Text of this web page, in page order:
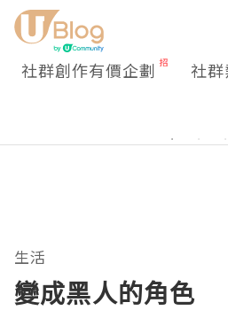
社群創作有價企劃 社
生活
變成黑人的角色